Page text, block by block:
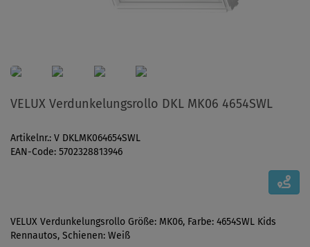
VELUX Verdunkelungsrollo DKL MK06 4654SWL
Artikelnr.: V DKLMK064654SWL
EAN-Code: 5702328813946
VELUX Verdunkelungsrollo Größe: MK06, Farbe: 4654SWL Kids
Rennautos, Schienen: Weiß